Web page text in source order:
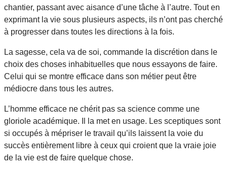
chantier, passant avec aisance d’une tâche à l’autre. Tout en
exprimant la vie sous plusieurs aspects, ils n’ont pas cherché
à progresser dans toutes les directions à la fois.
La sagesse, cela va de soi, commande la discrétion dans le
choix des choses inhabituelles que nous essayons de faire.
Celui qui se montre efficace dans son métier peut être
médiocre dans tous les autres.
L’homme efficace ne chérit pas sa science comme une
gloriole académique. Il la met en usage. Les sceptiques sont
si occupés à mépriser le travail qu’ils laissent la voie du
succès entièrement libre à ceux qui croient que la vraie joie
de la vie est de faire quelque chose.